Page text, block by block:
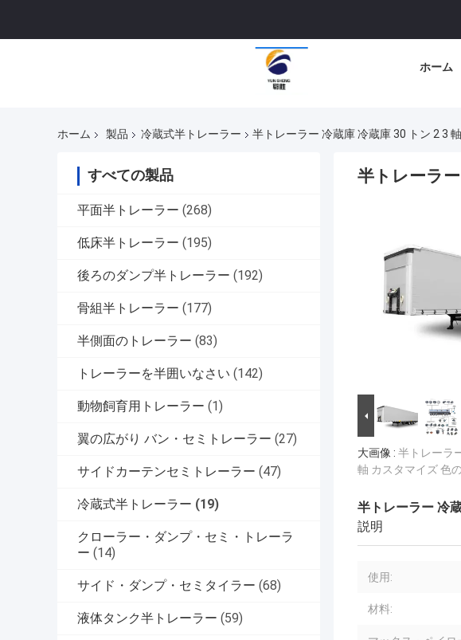
ホーム
ホーム 製品 冷蔵式半トレーラー 半トレーラー 冷蔵庫 冷蔵庫 30 トン 2 3
すべての製品
平面半トレーラー (268)
低床半トレーラー (195)
後ろのダンプ半トレーラー (192)
骨組半トレーラー (177)
半側面のトレーラー (83)
トレーラーを半囲いなさい (142)
動物飼育用トレーラー (1)
翼の広がり バン・セミトレーラー (27)
サイドカーテンセミトレーラー (47)
冷蔵式半トレーラー (19)
クローラー・ダンプ・セミ・トレーラ
ー (14)
サイド・ダンプ・セミタイラー (68)
液体タンク半トレーラー (59)
半トレーラ
大画像 : 半トレーラ
軸 カスタマイズ 色
半トレーラー 冷
説明
使用:
材料: